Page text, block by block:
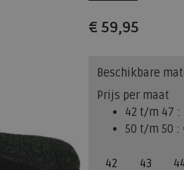
€ 59,95
Beschikbare
Prijs per maat
42 t/m 47 :
50 t/m 50 :
42 43